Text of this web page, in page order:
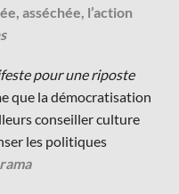
asséchée, l’action
pour une riposte
que la démocratisation
conseiller culture
les politiques